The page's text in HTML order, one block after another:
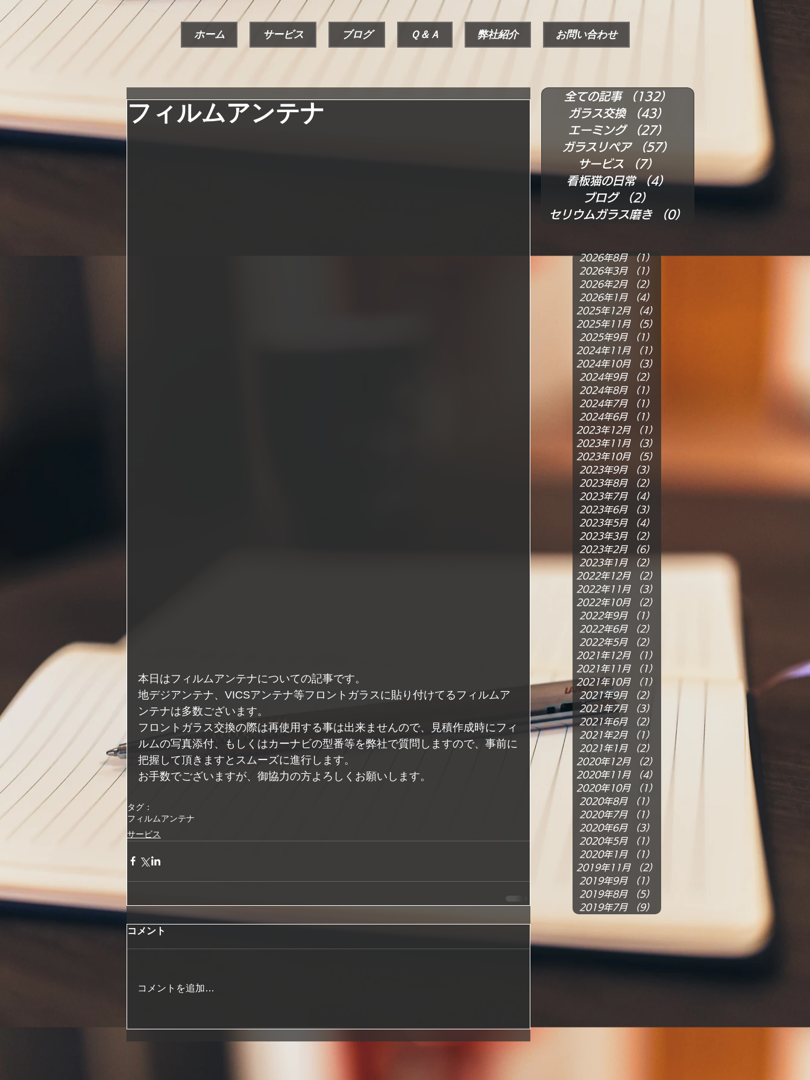
ホーム サービス ブログ Ｑ＆Ａ 弊社紹介 お問い合わせ
フィルムアンテナ
本日はフィルムアンテナについての記事です。
地デジアンテナ、VICSアンテナ等フロントガラスに貼り付けてるフィルムア
ンテナは多数ございます。
フロントガラス交換の際は再使用する事は出来ませんので、見積作成時にフィ
ルムの写真添付、もしくはカーナビの型番等を弊社で質問しますので、事前に
把握して頂きますとスムーズに進行します。
お手数でございますが、御協力の方よろしくお願いします。
タグ：
フィルムアンテナ
サービス
コメント
コメントを追加…
全ての記事 （132）
132件の記事
ガラス交換
（43）
エーミング
（27）
ガラスリペア
（57）
サービス
（7）
看板猫の日常 （4）4件の記事
ブログ
（2）
セリウムガラス磨き
（0）
2026年8月 （1）1件の記事
2026年3月
（1）
2026年2月
（2）
2026年1月
（4）
2025年12月
（4）
2025年11月
（5）
2025年9月
（1）
2024年11月
（1）
2024年10月
（3）
2024年9月
（2）
2024年8月
（1）
2024年7月
（1）
2024年6月
（1）
2023年12月
（1）
2023年11月
（3）
2023年10月
（5）
2023年9月
（3）
2023年8月
（2）
2件の記事
2023年7月
（4）
2023年6月
（3）
2023年5月
（4）
2023年3月
（2）
2023年2月
（6）
2023年1月
（2）
2件の記事
2022年12月
（2）
2022年11月
（3）
2022年10月
（2）
2022年9月
（1）
2022年6月
（2）
2022年5月
（2）
2021年12月
（1）
2021年11月
（1）
2021年10月
（1）
2021年9月
（2）
2021年7月
（3）
2021年6月
（2）
2件の記事
2021年2月
（1）
1件の記事
2021年1月
（2）
2件の記事
2020年12月
（2）
2020年11月
（4）
2020年10月
（1）
2020年8月
（1）
2020年7月
（1）
2020年6月
（3）
2020年5月
（1）
2020年1月
（1）
2019年11月
（2）
2019年9月
（1）
2019年8月
（5）
2019年7月
（9） 9件の記事